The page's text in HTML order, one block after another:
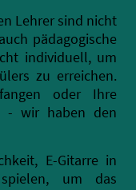
Lehrer sind nicht
pädagogische
individuell, um
zu erreichen.
oder Ihre
- wir haben den
E-Gitarre in
um das